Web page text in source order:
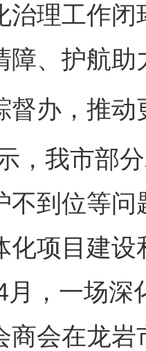
治理工作
障、护航助
办，推动
我市部分
不到位等
化项目建
，一场深
商会在龙